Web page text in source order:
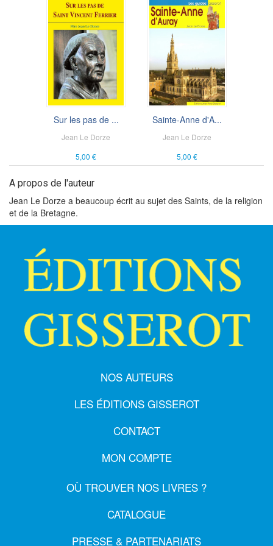
Sur les pas de ...
Jean Le Dorze
5,00 €
Sainte-Anne d'A...
Jean Le Dorze
5,00 €
A propos de l'auteur
Jean Le Dorze a beaucoup écrit au sujet des Saints, de la religion
et de la Bretagne.
NOS AUTEURS
LES ÉDITIONS GISSEROT
CONTACT
MON COMPTE
OÙ TROUVER NOS LIVRES ?
CATALOGUE
PRESSE & PARTENARIATS